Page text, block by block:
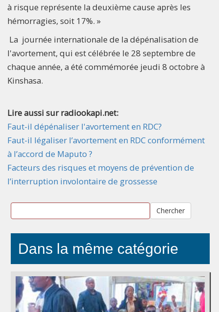
à risque représente la deuxième cause après les
hémorragies, soit 17%. »
La journée internationale de la dépénalisation de
l'avortement, qui est célébrée le 28 septembre de
chaque année, a été commémorée jeudi 8 octobre à
Kinshasa.
Lire aussi sur radiookapi.net:
Faut-il dépénaliser l'avortement en RDC?
Faut-il légaliser l’avortement en RDC conformément
à l’accord de Maputo ?
Facteurs des risques et moyens de prévention de
l’interruption involontaire de grossesse
Chercher
Dans la même catégorie